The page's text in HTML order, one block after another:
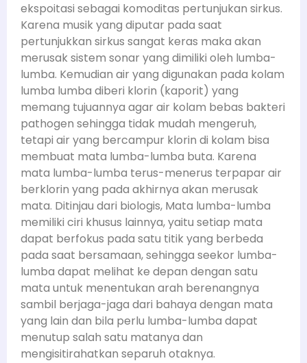
ekspoitasi sebagai komoditas pertunjukan sirkus.
Karena musik yang diputar pada saat
pertunjukkan sirkus sangat keras maka akan
merusak sistem sonar yang dimiliki oleh lumba-
lumba. Kemudian air yang digunakan pada kolam
lumba lumba diberi klorin (kaporit) yang
memang tujuannya agar air kolam bebas bakteri
pathogen sehingga tidak mudah mengeruh,
tetapi air yang bercampur klorin di kolam bisa
membuat mata lumba-lumba buta. Karena
mata lumba-lumba terus-menerus terpapar air
berklorin yang pada akhirnya akan merusak
mata. Ditinjau dari biologis, Mata lumba-lumba
memiliki ciri khusus lainnya, yaitu setiap mata
dapat berfokus pada satu titik yang berbeda
pada saat bersamaan, sehingga seekor lumba-
lumba dapat melihat ke depan dengan satu
mata untuk menentukan arah berenangnya
sambil berjaga-jaga dari bahaya dengan mata
yang lain dan bila perlu lumba-lumba dapat
menutup salah satu matanya dan
mengisitirahatkan separuh otaknya.